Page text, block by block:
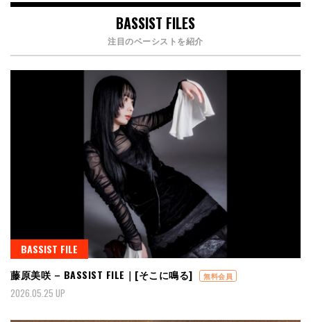
BASSIST FILES
注目のベーシストを紹介
BASSIST FILE
藤原美咲 – BASSIST FILE｜[そこに鳴る]
無料会員
2026.05.25 UP